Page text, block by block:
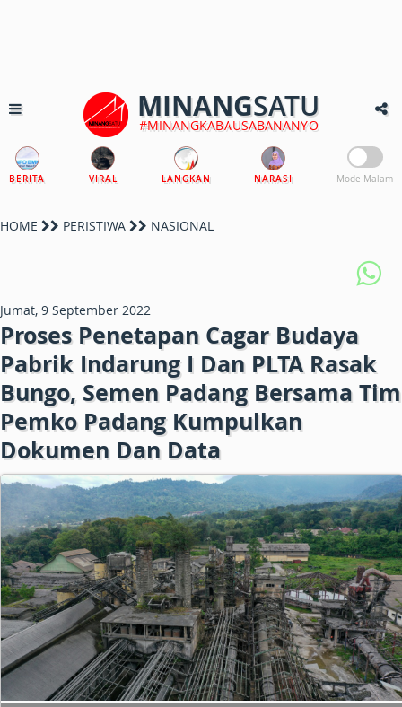
MINANGSATU
#MINANGKABAUSABANANYO
BERITA VIRAL LANGKAN NARASI Mode Malam
HOME PERISTIWA NASIONAL
Jumat, 9 September 2022
Proses Penetapan Cagar Budaya
Pabrik Indarung I Dan PLTA Rasak
Bungo, Semen Padang Bersama Tim
Pemko Padang Kumpulkan
Dokumen Dan Data